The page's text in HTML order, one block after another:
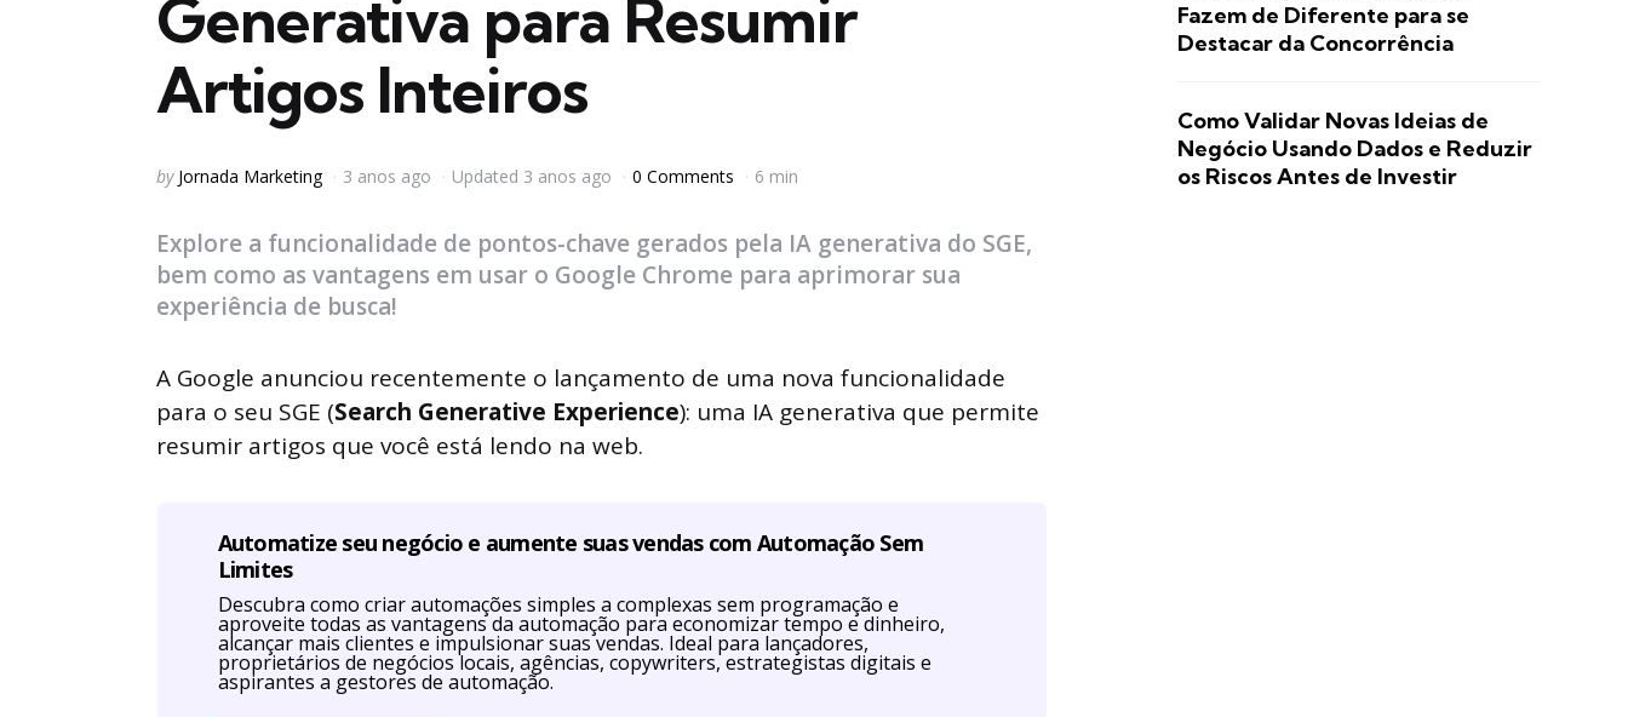
Generativa para Resumir
Artigos Inteiros
Posted
by Jornada Marketing 3 anos ago Updated 3 anos ago 0 Comments 6 min
Explore a funcionalidade de pontos-chave gerados pela IA generativa do SGE,
bem como as vantagens em usar o Google Chrome para aprimorar sua
experiência de busca!
A Google anunciou recentemente o lançamento de uma nova funcionalidade
para o seu SGE (Search Generative Experience): uma IA generativa que permite
resumir artigos que você está lendo na web.
Automatize seu negócio e aumente suas vendas com Automação Sem
Limites
Descubra como criar automações simples a complexas sem programação e
aproveite todas as vantagens da automação para economizar tempo e dinheiro,
alcançar mais clientes e impulsionar suas vendas. Ideal para lançadores,
proprietários de negócios locais, agências, copywriters, estrategistas digitais e
aspirantes a gestores de automação.
Fazem de Diferente para se
Destacar da Concorrência
Como Validar Novas Ideias de
Negócio Usando Dados e Reduzir
os Riscos Antes de Investir